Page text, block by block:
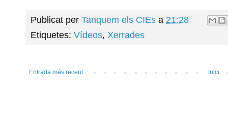
Publicat per Tanquem els CIEs a 21:28
Etiquetes: Vídeos, Xerrades
Entrada més recent Inici